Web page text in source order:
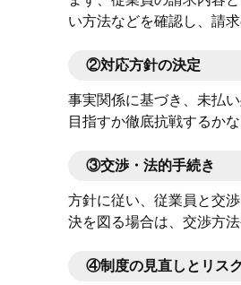
い方法などを確認し、請
②対応方針の決定
事実関係に基づき、未払
目指すか徹底抗戦するか
③交渉・法的手続き
方針に従い、従業員と交
決を図る場合は、交渉方
④制度の見直しとリス